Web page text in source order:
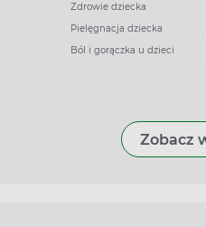
Zdrowie dziecka
Pielęgnacja dziecka
Ból i gorączka u dzieci
Zobacz